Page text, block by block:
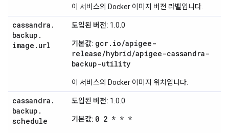
이 서비스의 Docker 이미지 버전 라벨입니다.
cassandra .
backup .
image . url
도입된 버전: 1.0.0
기본값: gcr.io/apigee-
release/hybrid/apigee-cassandra-
backup-utility
이 서비스의 Docker 이미지 위치입니다.
cassandra .
backup .
schedule
도입된 버전: 1.0.0
기본값: 0 2 * * *